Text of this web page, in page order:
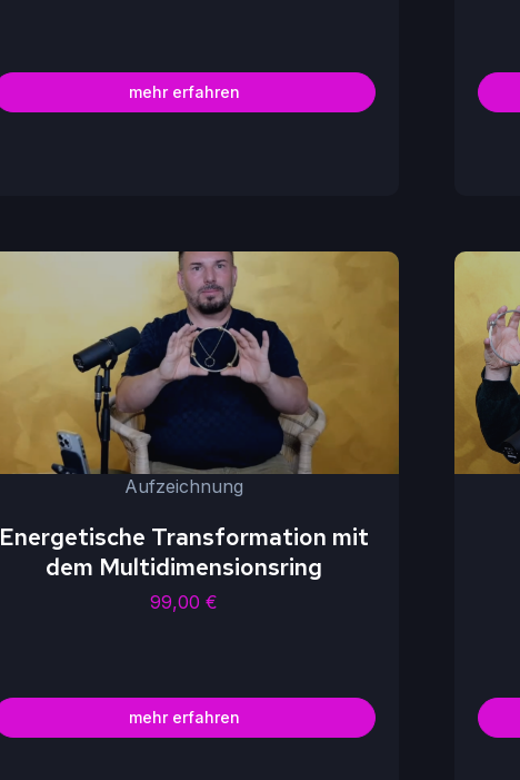
mehr erfahren
Aufzeichnung
Energetische Transformation mit
dem Multidimensionsring
99,00€
mehr erfahren